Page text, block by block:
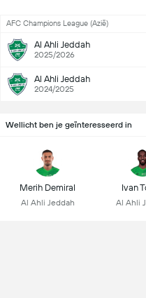
AFC Champions League (Azië)
Al Ahli Jeddah
2025/2026
Al Ahli Jeddah
2024/2025
Wellicht ben je geïnteresseerd in
Merih Demiral
Al Ahli Jeddah
Ivan
Al Ahli